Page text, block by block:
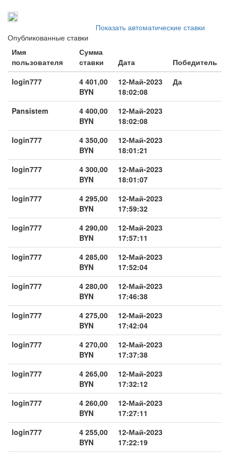
Показать автоматические ставки
Опубликованные ставки
Имя
пользователя
Сумма
ставки
Дата
Победитель
login777
4 401,00
BYN
12-Май-2023
18:02:08
Да
Pansistem
4 400,00
BYN
12-Май-2023
18:02:08
login777
4 350,00
BYN
12-Май-2023
18:01:21
login777
4 300,00
BYN
12-Май-2023
18:01:07
login777
4 295,00
BYN
12-Май-2023
17:59:32
login777
4 290,00
BYN
12-Май-2023
17:57:11
login777
4 285,00
BYN
12-Май-2023
17:52:04
login777
4 280,00
BYN
12-Май-2023
17:46:38
login777
4 275,00
BYN
12-Май-2023
17:42:04
login777
4 270,00
BYN
12-Май-2023
17:37:38
login777
4 265,00
BYN
12-Май-2023
17:32:12
login777
4 260,00
BYN
12-Май-2023
17:27:11
login777
4 255,00
BYN
12-Май-2023
17:22:19